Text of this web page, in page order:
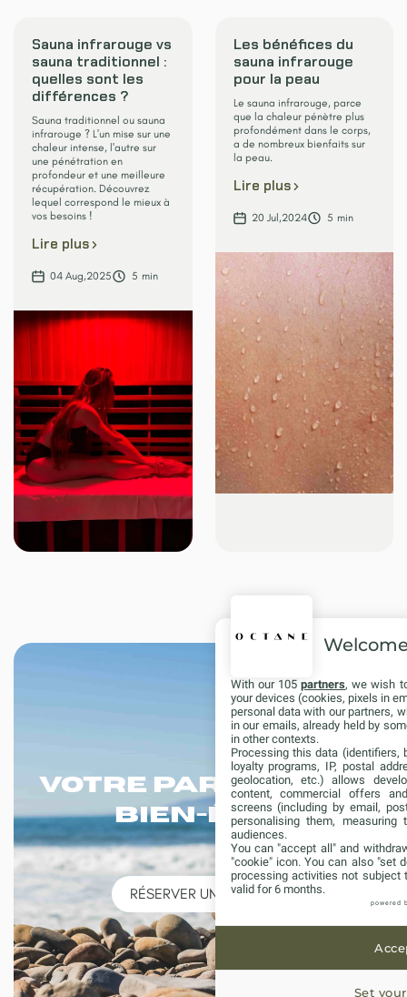
Sauna infrarouge vs
sauna traditionnel :
quelles sont les
différences ?
Sauna traditionnel ou sauna
infrarouge ? L'un mise sur une
chaleur intense, l'autre sur
une pénétration en
profondeur et une meilleure
récupération. Découvrez
lequel correspond le mieux à
vos besoins !
Lire plus
04 Aug,2025 5 min
Les bénéfices du
sauna infrarouge
pour la peau
Le sauna infrarouge, parce
que la chaleur pénètre plus
profondément dans le corps,
a de nombreux bienfaits sur
la peau.
Lire plus
20 Jul ,2024 5 min
Votre partenaire
bien-être
RÉSERVER UN SERVICE
With our 105partners, we wish
your devices (cookies, pixels in
personal data with our partners,
in our emails, already held by
in other contexts.
Processing this data (identifiers,
loyalty programs, IP, postal
geolocation, etc.) allows
content, commercial offers
screens (including by email,
personalising them, measuring
audiences.
You can "accept all" and
"cookie" icon. You can also "set
processing activities not subject
valid for 6 months.
powered
Set